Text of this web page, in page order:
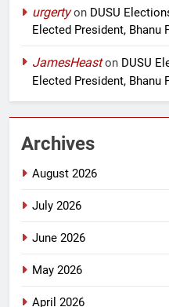
urgertyon DUSU
Elected President, Bhanu
JamesHeaston DUSU
Elected President, Bhanu
Archives
August 2026
July 2026
June 2026
May 2026
April 2026